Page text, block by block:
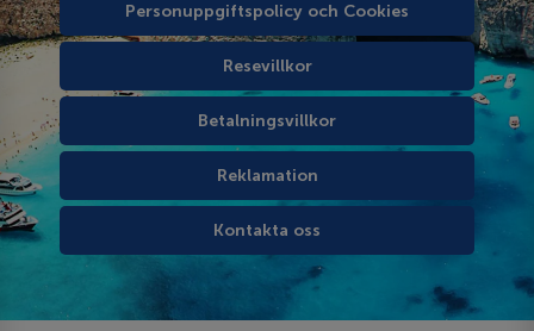
Personuppgiftspolicy och Cookies
Resevillkor
Betalningsvillkor
Reklamation
Kontakta oss